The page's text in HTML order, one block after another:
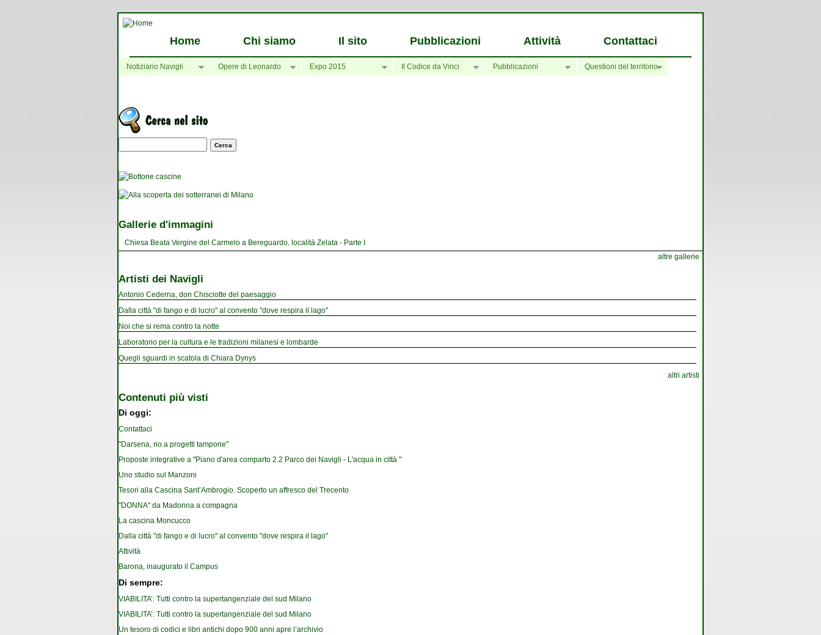
Home Chi siamo Il sito Pubblicazioni Attività Contattaci
Notiziario Navigli Opere di Leonardo Expo 2015 Il Codice da Vinci Pubblicazioni Questioni del territorio
Maschera di ricerca
Gallerie d'immagini
Chiesa Beata Vergine del Carmelo a Bereguardo, località Zelata - Parte I
altre gallerie
Artisti dei Navigli
Antonio Cederna, don Chisciotte del paesaggio
Dalla città "di fango e di lucro" al convento "dove respira il lago"
Noi che si rema contro la notte
Laboratorio per la cultura e le tradizioni milanesi e lombarde
Quegli sguardi in scatola di Chiara Dynys
altri artisti
Contenuti più visti
Di oggi:
Contattaci
"Darsena, no a progetti tampone"
Proposte integrative a "Piano d'area comparto 2.2 Parco dei Navigli - L'acqua in città "
Uno studio sul Manzoni
Tesori alla Cascina Sant’Ambrogio. Scoperto un affresco del Trecento
"DONNA" da Madonna a compagna
La cascina Moncucco
Dalla città "di fango e di lucro" al convento "dove respira il lago"
Attività
Barona, inaugurato il Campus
Di sempre:
VIABILITA’: Tutti contro la supertangenziale del sud Milano
VIABILITA’: Tutti contro la supertangenziale del sud Milano
Un tesoro di codici e libri antichi dopo 900 anni apre l’archivio